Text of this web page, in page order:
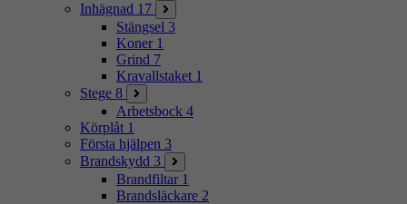
Inhägnad 17
Stängsel 3
Koner 1
Grind 7
Kravallstaket 1
Stege 8
Arbetsbock 4
Körplåt 1
Första hjälpen 3
Brandskydd 3
Brandfiltar 1
Brandsläckare 2